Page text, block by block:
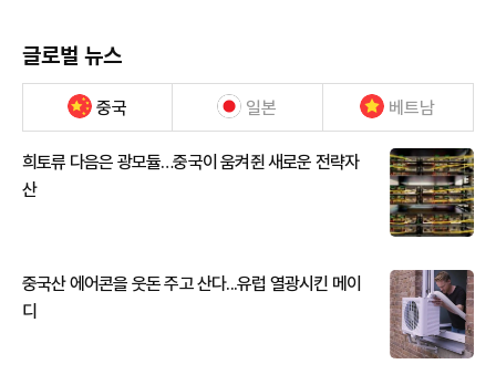
글로벌 뉴스
중국 일본 베트남
희토류 다음은 광모듈…중국이 움켜쥔 새로운 전략자
산
중국산 에어콘을 웃돈 주고 산다...유럽 열광시킨 메이
디